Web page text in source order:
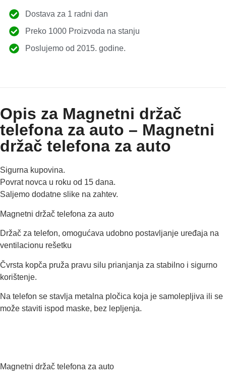
Dostava za 1 radni dan
Preko 1000 Proizvoda na stanju
Poslujemo od 2015. godine.
Opis za Magnetni držač
telefona za auto – Magnetni
držač telefona za auto
Sigurna kupovina.
Povrat novca u roku od 15 dana.
Saljemo dodatne slike na zahtev.
Magnetni držač telefona za auto
Držač za telefon, omogućava udobno postavljanje uređaja na
ventilacionu rešetku
Čvrsta kopča pruža pravu silu prianjanja za stabilno i sigurno
korištenje.
Na telefon se stavlja metalna pločica koja je samolepljiva ili se
može staviti ispod maske, bez lepljenja.
Magnetni držač telefona za auto